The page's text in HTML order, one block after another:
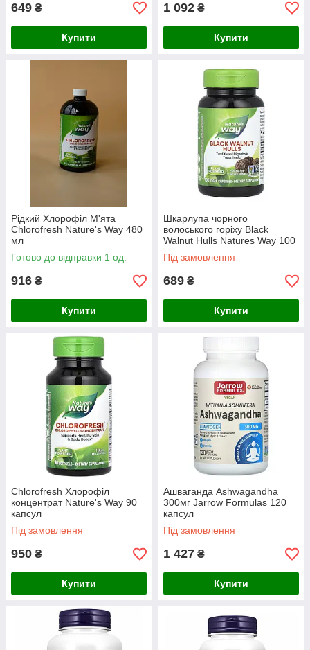
649 ₴
Купити
1 092 ₴
Купити
Рідкий Хлорофіл М'ята
Chlorofresh Nature's Way 480
мл
Готово до відправки 1 од.
916 ₴
Купити
Шкарлупа чорного
волоського горіху Black
Walnut Hulls Natures Way 100
vcaps
Під замовлення
689 ₴
Купити
Chlorofresh Хлорофіл
концентрат Nature's Way 90
капсул
Під замовлення
950 ₴
Купити
Ашваганда Ashwagandha
300мг Jarrow Formulas 120
капсул
Під замовлення
1 427 ₴
Купити